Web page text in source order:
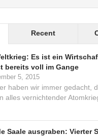
Recent
Es ist ein
bereits voll im Gange
5, 2015
haben wir immer gedacht,
alles vernichtender
Saale ausgraben: Vierter